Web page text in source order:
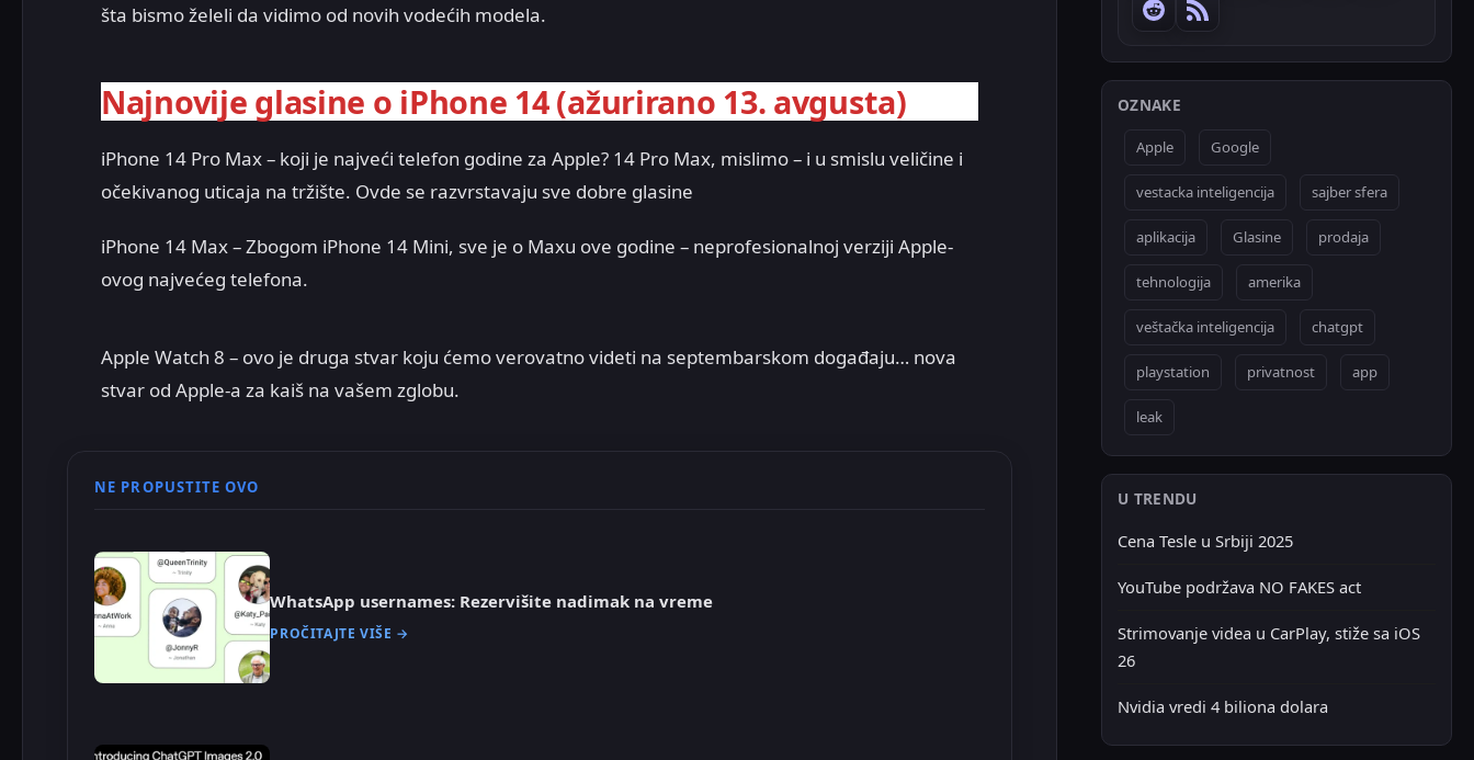
šta bismo želeli da vidimo od novih vodećih modela.
Najnovije glasine o iPhone 14 (ažurirano 13. avgusta)
iPhone 14 Pro Max – koji je najveći telefon godine za Apple? 14 Pro Max, mislimo – i u smislu veličine i
očekivanog uticaja na tržište. Ovde se razvrstavaju sve dobre glasine
iPhone 14 Max – Zbogom iPhone 14 Mini, sve je o Maxu ove godine – neprofesionalnoj verziji Apple-
ovog najvećeg telefona.
Apple Watch 8 – ovo je druga stvar koju ćemo verovatno videti na septembarskom događaju… nova
stvar od Apple-a za kaiš na vašem zglobu.
NE PROPUSTITE OVO
WhatsApp usernames: Rezervišite nadimak na vreme
PROČITAJTE VIŠE →
OZNAKE
Apple Google
vestacka inteligencija sajber sfera
aplikacija Glasine prodaja
tehnologija amerika
veštačka inteligencija chatgpt
playstation privatnost app
leak
U TRENDU
Cena Tesle u Srbiji 2025
YouTube podržava NO FAKES act
Strimovanje videa u CarPlay, stiže sa iOS
26
Nvidia vredi 4 biliona dolara